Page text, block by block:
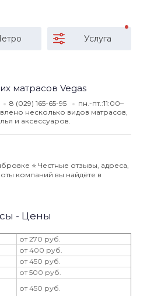
Услуга
матрасов Vegas
8 (029) 165-65-95
пн.-пт.:11:00–
несколько видов матрасов,
и аксессуаров.
⭐️ Честные отзывы, адреса,
компаний вы найдёте в
- Цены
от 270 руб.
от 400 руб.
от 450 руб.
от 500 руб.
от 450 руб.